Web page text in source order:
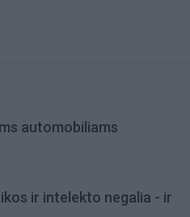
automobiliams
ir intelekto negalia - ir